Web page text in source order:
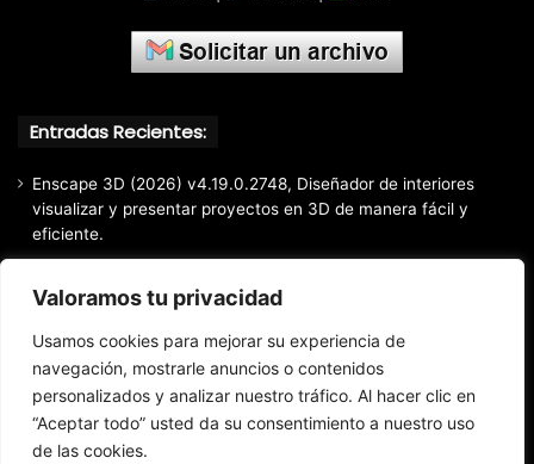
Valoramos tu privacidad
Usamos cookies para mejorar su experiencia de
navegación, mostrarle anuncios o contenidos
personalizados y analizar nuestro tráfico. Al hacer clic en
“Aceptar todo” usted da su consentimiento a nuestro uso
de las cookies.
Entradas Recientes:
Enscape 3D (2026) v4.19.0.2748, Diseñador de interiores
visualizar y presentar proyectos en 3D de manera fácil y
eficiente.
EaseUS Partition Master Professional All Edition (2026)
v20.5.0 Build 202608010610, Crear y modificar particiones
fácil y rápido
EaseUS Todo Backup Home 2025 v16.3.1, Respaldo y
recuperación de archivos confiable